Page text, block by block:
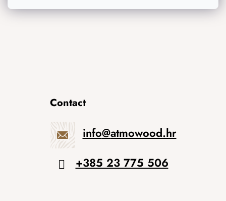
Contact
info@atmowood.hr
+385 23 775 506